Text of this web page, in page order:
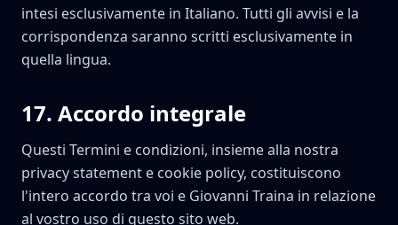
intesi esclusivamente in Italiano. Tutti gli avvisi e la
corrispondenza saranno scritti esclusivamente in
quella lingua.
17. Accordo integrale
Questi Termini e condizioni, insieme alla nostra
privacy statement e cookie policy, costituiscono
l'intero accordo tra voi e Giovanni Traina in relazione
al vostro uso di questo sito web.